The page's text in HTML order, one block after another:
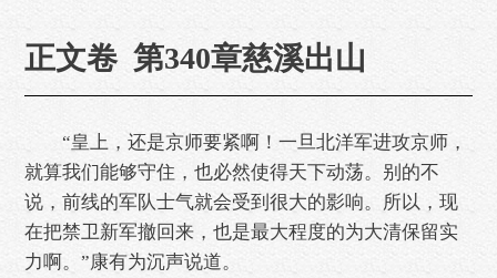
正文卷 第340章慈溪出山
“皇上，还是京师要紧啊！一旦北洋军进攻京师，
就算我们能够守住，也必然使得天下动荡。别的不
说，前线的军队士气就会受到很大的影响。所以，现
在把禁卫新军撤回来，也是最大程度的为大清保留实
力啊。”康有为沉声说道。